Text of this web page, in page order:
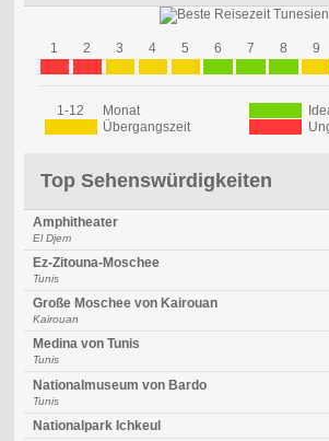
1 2 3 4 5 6 7 8 9
1-12 Monat
Übergangszeit
Top Sehenswürdigkeiten
Amphitheater
El Djem
Ez-Zitouna-Moschee
Tunis
Große Moschee von Kairouan
Kairouan
Medina von Tunis
Tunis
Nationalmuseum von Bardo
Tunis
Nationalpark Ichkeul